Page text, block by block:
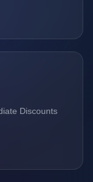
Discounts